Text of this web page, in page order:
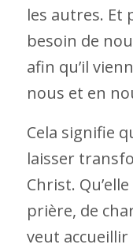
les autres. Et
besoin de
afin qu’il
nous et en
Cela signifie
laisser
Christ.
prière, de
veut